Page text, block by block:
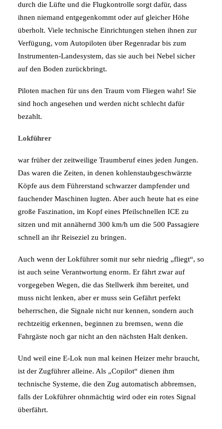
durch die Lüfte und die Flugkontrolle sorgt dafür, dass
ihnen niemand entgegenkommt oder auf gleicher Höhe
überholt. Viele technische Einrichtungen stehen ihnen zur
Verfügung, vom Autopiloten über Regenradar bis zum
Instrumenten-Landesystem, das sie auch bei Nebel sicher
auf den Boden zurückbringt.
Piloten machen für uns den Traum vom Fliegen wahr! Sie
sind hoch angesehen und werden nicht schlecht dafür
bezahlt.
Lokführer
war früher der zeitweilige Traumberuf eines jeden Jungen.
Das waren die Zeiten, in denen kohlenstaubgeschwärzte
Köpfe aus dem Führerstand schwarzer dampfender und
fauchender Maschinen lugten. Aber auch heute hat es eine
große Faszination, im Kopf eines Pfeilschnellen ICE zu
sitzen und mit annähernd 300 km/h um die 500 Passagiere
schnell an ihr Reiseziel zu bringen.
Auch wenn der Lokführer somit nur sehr niedrig „fliegt“, so
ist auch seine Verantwortung enorm. Er fährt zwar auf
vorgegeben Wegen, die das Stellwerk ihm bereitet, und
muss nicht lenken, aber er muss sein Gefährt perfekt
beherrschen, die Signale nicht nur kennen, sondern auch
rechtzeitig erkennen, beginnen zu bremsen, wenn die
Fahrgäste noch gar nicht an den nächsten Halt denken.
Und weil eine E-Lok nun mal keinen Heizer mehr braucht,
ist der Zugführer alleine. Als „Copilot“ dienen ihm
technische Systeme, die den Zug automatisch abbremsen,
falls der Lokführer ohnmächtig wird oder ein rotes Signal
überfährt.